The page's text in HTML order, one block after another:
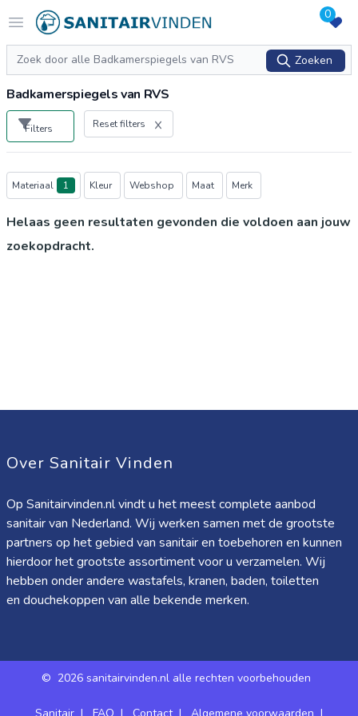
Open menu
Logo sanitairvinden.nl 0
Zoeken
Zoeken
Badkamerspiegels van RVS
Filters Reset filters
Producten
Materiaal 1 Kleur Webshop Maat Merk
Helaas geen resultaten gevonden die voldoen aan jouw
zoekopdracht.
Over Sanitair Vinden
Op Sanitairvinden.nl vindt u het meest complete aanbod
sanitair van Nederland. Wij werken samen met de grootste
partners op het gebied van sanitair en toebehoren en kunnen
hierdoor het grootste assortiment voor u verzamelen. Wij
hebben onder andere wastafels, kranen, baden, toiletten
en douchekoppen van alle bekende merken.
© 2026 sanitairvinden.nl alle rechten voorbehouden